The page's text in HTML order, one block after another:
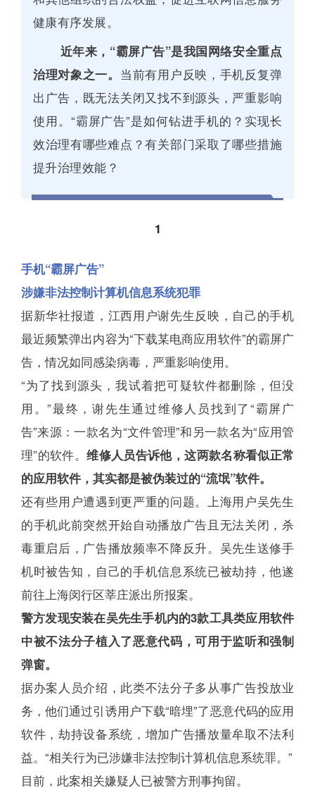
健康有序发展。
近年来，“霸屏广告”是我国网络安全重点
治理对象之一。 当前有用户反映，手机反复弹
出广告，既无法关闭又找不到源头，严重影响
使用。“霸屏广告”是如何钻进手机的？实现长
效治理有哪些难点？有关部门采取了哪些措施
提升治理效能？
1
手机“霸屏广告”
涉嫌非法控制计算机信息系统犯罪
据新华社报道，江西用户谢先生反映，自己的手机
最近频繁弹出内容为“下载某电商应用软件”的霸屏广
告，情况如同感染病毒，严重影响使用。
“为了找到源头，我试着把可疑软件都删除，但没
用。”最终，谢先生通过维修人员找到了“霸屏广
告”来源：一款名为“文件管理”和另一款名为“应用管
理”的软件。维修人员告诉他，这两款名称看似正常
的应用软件，其实都是被伪装过的“流氓”软件。
还有些用户遭遇到更严重的问题。上海用户吴先生
的手机此前突然开始自动播放广告且无法关闭，杀
毒重启后，广告播放频率不降反升。吴先生送修手
机时被告知，自己的手机信息系统已被劫持，他遂
前往上海闵行区莘庄派出所报案。
警方发现安装在吴先生手机内的3款工具类应用软件
中被不法分子植入了恶意代码，可用于监听和强制
弹窗。
据办案人员介绍，此类不法分子多从事广告投放业
务，他们通过引诱用户下载“暗埋”了恶意代码的应用
软件，劫持设备系统，增加广告播放量牟取不法利
益。“相关行为已涉嫌非法控制计算机信息系统罪。”
目前，此案相关嫌疑人已被警方刑事拘留。